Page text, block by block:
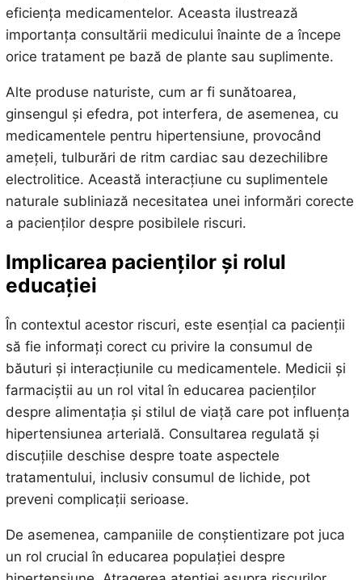
eficiența medicamentelor. Aceasta ilustrează
importanța consultării medicului înainte de a începe
orice tratament pe bază de plante sau suplimente.
Alte produse naturiste, cum ar fi sunătoarea,
ginsengul și efedra, pot interfera, de asemenea, cu
medicamentele pentru hipertensiune, provocând
amețeli, tulburări de ritm cardiac sau dezechilibre
electrolitice. Această interacțiune cu suplimentele
naturale subliniază necesitatea unei informări corecte
a pacienților despre posibilele riscuri.
Implicarea pacienților și rolul
educației
În contextul acestor riscuri, este esențial ca pacienții
să fie informați corect cu privire la consumul de
băuturi și interacțiunile cu medicamentele. Medicii și
farmaciștii au un rol vital în educarea pacienților
despre alimentația și stilul de viață care pot influența
hipertensiunea arterială. Consultarea regulată și
discuțiile deschise despre toate aspectele
tratamentului, inclusiv consumul de lichide, pot
preveni complicații serioase.
De asemenea, campaniile de conștientizare pot juca
un rol crucial în educarea populației despre